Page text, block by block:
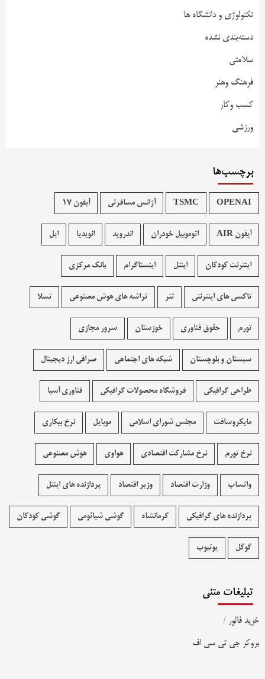
تکنولوژی و دانشگاه ها
دسته‌بندی نشده
سلامتی
فرهنگ وهنر
کسب وکار
ورزشی
برچسب‌ها
OPENAI
TSMC آژانس مسافرتی آیفون 17
آیفون AIR اتوموبیل خودران اندروید انویدیا اپل
اینترنت کودکان اینتل اینستاگرام بانک مرکزی
تاکسی های اینترنتی تتر تراشه های هوش مصنوعی تسلا
تورم حقوق فناوری خوزستان سرور مجازی
سیستان و بلوچستان شبکه های اجتماعی صرافی ارز دیجیتال
طراحی گرافیکی فروشگاه محصولات گرافيکی فناوری آسیا
مایکروسافت مجلس شورای اسلامی موبایل نرخ بیکاری
نرخ تورم نرخ مشارکت اقتصادی هواوی هوش مصنوعی
واتساپ وزارت اقتصاد وزیر اقتصاد پردازنده های اینتل
پردازنده های گرافیکی کرمانشاه گوشی شیائومی گوشی کودکان
گوگل یوتیوب
تبلیغات متنی
خرید فالور /
بروکر جی تی سی اف